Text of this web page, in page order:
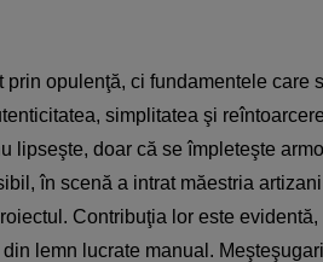
prin opulenţă, ci fundamentele care
simplitatea şi
lipseşte, doar că se împleteşte
în scenă a intrat măestria
Contribuţia lor este
lemn lucrate manual.